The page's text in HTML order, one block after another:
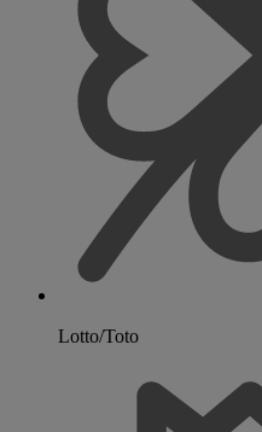
Lotto/Toto